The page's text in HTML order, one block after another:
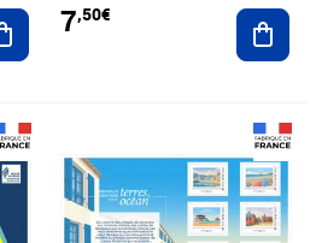
Ajouter au panier
7,50€